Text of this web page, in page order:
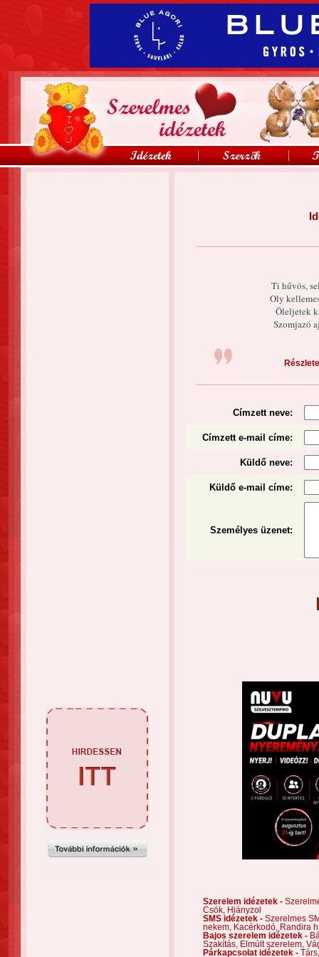
Ti hűvös,
Oly
Öleljetek
Szomjazó
Címzett neve:
Címzett e-mail címe:
Küldő neve:
Küldő e-mail címe:
Személyes üzenet:
Szerelem idézetek -
Csók,
Hiányzol
SMS idézetek - Szerelmes
nekem,
Kacérkodó,
Randira
Bajos szerelem idézetek -
Szakítás,
Elmúlt szerelem,
Párkapcsolat idézetek -